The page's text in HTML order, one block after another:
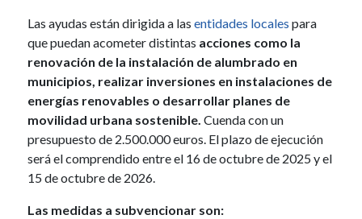
Las ayudas están dirigida a las entidades locales para
que puedan acometer distintas acciones como la
renovación de la instalación de alumbrado en
municipios, realizar inversiones en instalaciones de
energías renovables o desarrollar planes de
movilidad urbana sostenible. Cuenda con un
presupuesto de 2.500.000 euros. El plazo de ejecución
será el comprendido entre el 16 de octubre de 2025 y el
15 de octubre de 2026.
Las medidas a subvencionar son: